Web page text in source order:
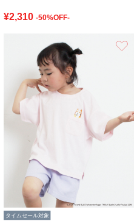
¥2,310 -50%OFF-
タイムセール対象